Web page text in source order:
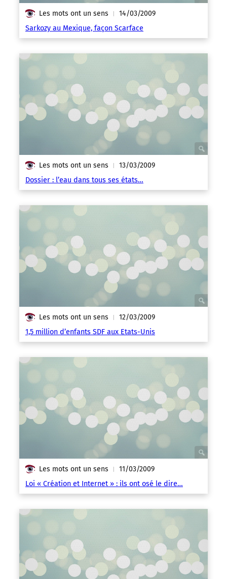
Les mots ont un sens | 14/03/2009
Sarkozy au Mexique, façon Scarface
Les mots ont un sens | 13/03/2009
Dossier : l’eau dans tous ses états…
Les mots ont un sens | 12/03/2009
1,5 million d’enfants SDF aux Etats-Unis
Les mots ont un sens | 11/03/2009
Loi « Création et Internet » : ils ont osé le dire…